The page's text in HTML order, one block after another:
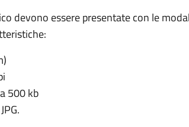
devono essere presentate con le
:
500 kb